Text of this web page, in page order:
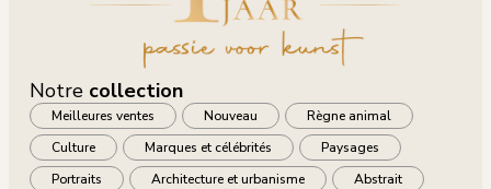
Notre collection
Meilleures ventes Nouveau
Règne animal
Culture
Marques et célébrités
Paysages
Portraits
Architecture et urbanisme
Abstrait